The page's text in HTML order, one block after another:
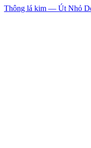
Thông lá kim — Út Nhỏ